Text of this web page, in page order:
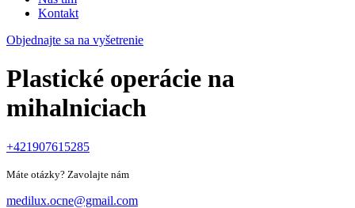
Kontakt
Objednajte sa na vyšetrenie
Plastické operácie na
mihalniciach
+421907615285
Máte otázky? Zavolajte nám
medilux.ocne@gmail.com